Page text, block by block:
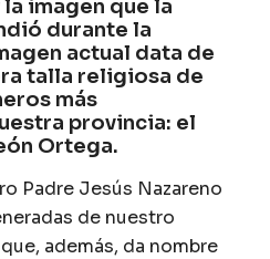
imagen que la
durante la
actual data de
talla religiosa de
más
provincia: el
Ortega.
Padre Jesús Nazareno
de nuestro
además, da nombre